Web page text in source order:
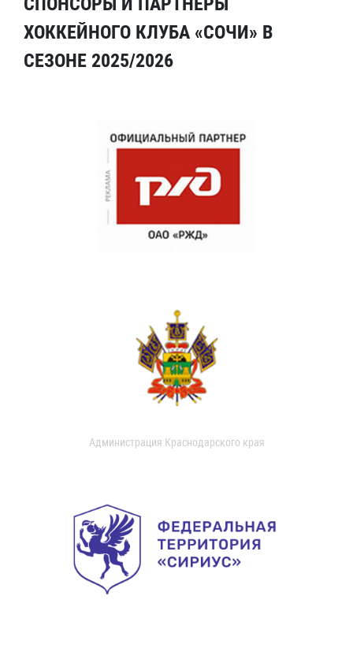
ХОККЕЙНОГО КЛУБА «СОЧИ» В
СЕЗОНЕ 2025/2026
Администрация Краснодарского края